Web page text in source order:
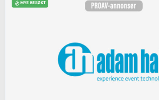
MYE BESØKT